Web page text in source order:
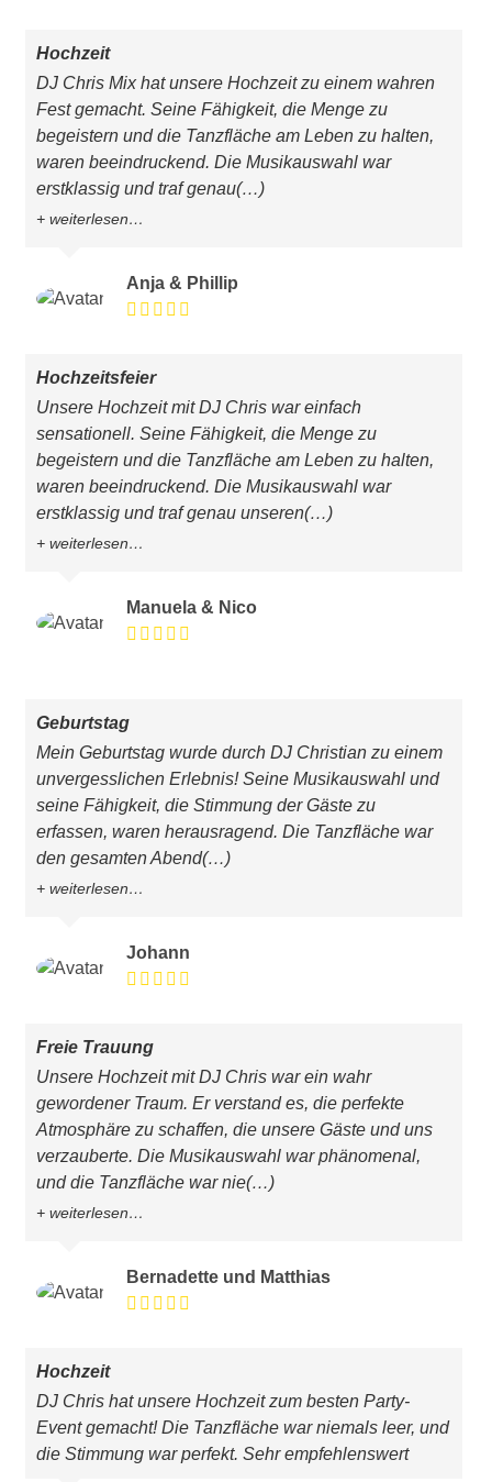
Hochzeit
DJ Chris Mix hat unsere Hochzeit zu einem wahren
Fest gemacht. Seine Fähigkeit, die Menge zu
begeistern und die Tanzfläche am Leben zu halten,
waren beeindruckend. Die Musikauswahl war
erstklassig und traf genau(…)
weiterlesen…
Anja & Phillip
Hochzeitsfeier
Unsere Hochzeit mit DJ Chris war einfach
sensationell. Seine Fähigkeit, die Menge zu
begeistern und die Tanzfläche am Leben zu halten,
waren beeindruckend. Die Musikauswahl war
erstklassig und traf genau unseren(…)
weiterlesen…
Manuela & Nico
Geburtstag
Mein Geburtstag wurde durch DJ Christian zu einem
unvergesslichen Erlebnis! Seine Musikauswahl und
seine Fähigkeit, die Stimmung der Gäste zu
erfassen, waren herausragend. Die Tanzfläche war
den gesamten Abend(…)
weiterlesen…
Johann
Freie Trauung
Unsere Hochzeit mit DJ Chris war ein wahr
gewordener Traum. Er verstand es, die perfekte
Atmosphäre zu schaffen, die unsere Gäste und uns
verzauberte. Die Musikauswahl war phänomenal,
und die Tanzfläche war nie(…)
weiterlesen…
Bernadette und Matthias
Hochzeit
DJ Chris hat unsere Hochzeit zum besten Party-
Event gemacht! Die Tanzfläche war niemals leer, und
die Stimmung war perfekt. Sehr empfehlenswert